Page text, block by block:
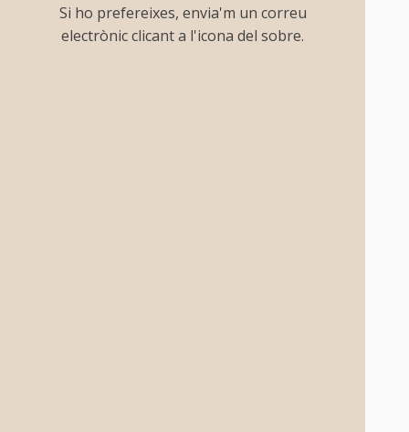
Si ho prefereixes, envia'm un correu
electrònic clicant a l'icona del sobre.